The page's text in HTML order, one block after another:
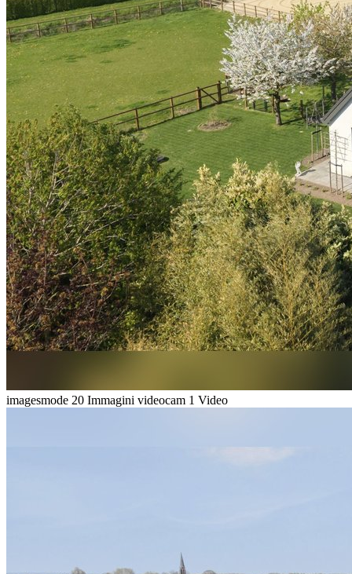
imagesmode 20 Immagini videocam 1 Video